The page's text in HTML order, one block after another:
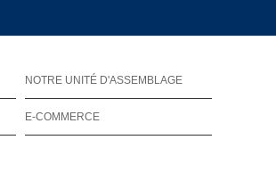
NOTRE UNITÉ D'ASSEMBLAGE
E-COMMERCE